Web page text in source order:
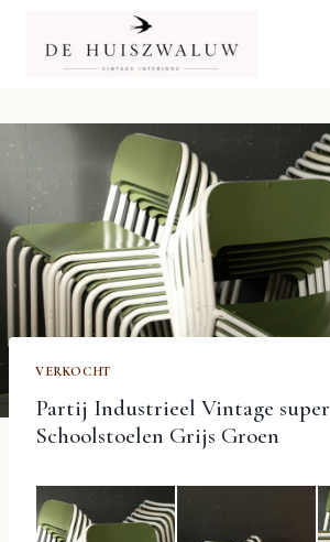
inhoud
VERKOCHT
Partij Industrieel Vintage super
Schoolstoelen Grijs Groen